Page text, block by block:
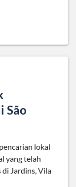
São
lokal
yang telah
Jardins, Vila